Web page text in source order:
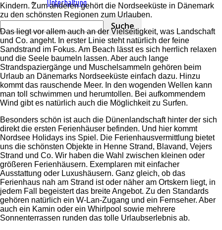
Unterhaltung
Kindern. Zum anderen gehört die Nordseeküste in Dänemark
zu den schönsten Regionen zum Urlauben.
Das liegt vor allem auch an der Vielseitigkeit, was Landschaft
und Co. angeht. In erster Linie steht natürlich der feine
Sandstrand im Fokus. Am Beach lässt es sich herrlich relaxen
und die Seele baumeln lassen. Aber auch lange
Strandspaziergänge und Muschelsammeln gehören beim
Urlaub an Dänemarks Nordseeküste einfach dazu. Hinzu
kommt das rauschende Meer. In den wogenden Wellen kann
man toll schwimmen und herumtollen. Bei aufkommendem
Wind gibt es natürlich auch die Möglichkeit zu Surfen.
Besonders schön ist auch die Dünenlandschaft hinter der sich
direkt die ersten Ferienhäuser befinden. Und hier kommt
Nordsee Holidays ins Spiel. Die Ferienhausvermittlung bietet
uns die schönsten Objekte in Henne Strand, Blavand, Vejers
Strand und Co. Wir haben die Wahl zwischen kleinen oder
größeren Ferienhäusern. Exemplaren mit einfacher
Ausstattung oder Luxushäusern. Ganz gleich, ob das
Ferienhaus nah am Strand ist oder näher am Ortskern liegt, in
jedem Fall begeistert das breite Angebot. Zu den Standards
gehören natürlich ein W-Lan-Zugang und ein Fernseher. Aber
auch ein Kamin oder ein Whirlpool sowie mehrere
Sonnenterrassen runden das tolle Urlaubserlebnis ab.